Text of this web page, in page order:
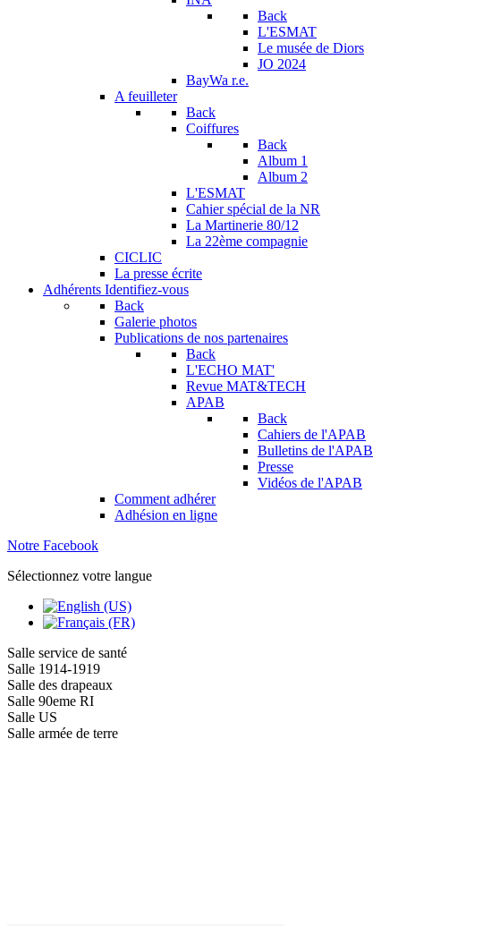
Back
L'ESMAT
Le musée de Diors
JO 2024
BayWa r.e.
A feuilleter
Back
Coiffures
Back
Album 1
Album 2
L'ESMAT
Cahier spécial de la NR
La Martinerie 80/12
La 22ème compagnie
CICLIC
La presse écrite
Adhérents Identifiez-vous
Back
Galerie photos
Publications de nos partenaires
Back
L'ECHO MAT'
Revue MAT&TECH
APAB
Back
Cahiers de l'APAB
Bulletins de l'APAB
Presse
Vidéos de l'APAB
Comment adhérer
Adhésion en ligne
Notre Facebook
Sélectionnez votre langue
Salle service de santé
Salle 1914-1919
Salle des drapeaux
Salle 90eme RI
Salle US
Salle armée de terre